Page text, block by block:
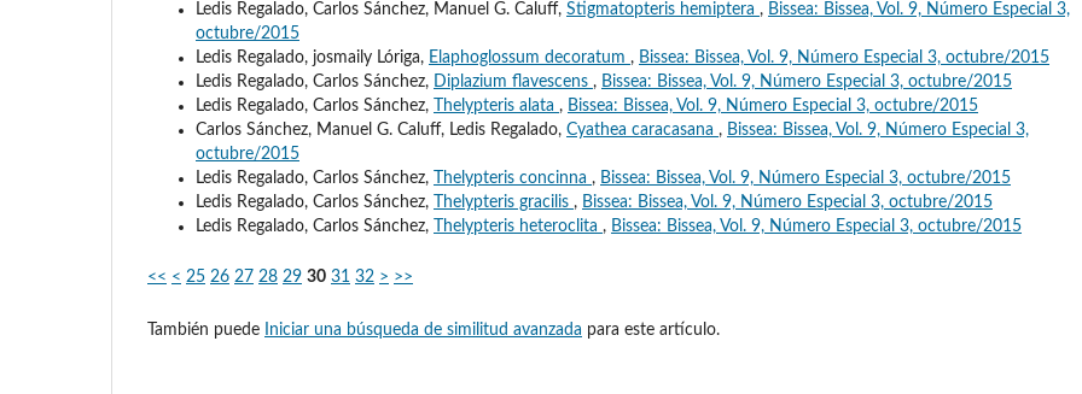
Ledis Regalado, Carlos Sánchez, Manuel G. Caluff, Stigmatopteris hemiptera , Bissea: Bissea, Vol. 9, Número Especial 3,
octubre/2015
Ledis Regalado, josmaily Lóriga, Elaphoglossum decoratum , Bissea: Bissea, Vol. 9, Número Especial 3, octubre/2015
Ledis Regalado, Carlos Sánchez, Diplazium flavescens , Bissea: Bissea, Vol. 9, Número Especial 3, octubre/2015
Ledis Regalado, Carlos Sánchez,
Thelypteris alata , Bissea: Bissea, Vol. 9, Número Especial 3, octubre/2015
Carlos Sánchez, Manuel G. Caluff, Ledis Regalado, Cyathea caracasana , Bissea: Bissea, Vol. 9, Número Especial 3,
octubre/2015
Ledis Regalado, Carlos Sánchez,
Thelypteris concinna , Bissea: Bissea, Vol. 9, Número Especial 3, octubre/2015
Ledis Regalado, Carlos Sánchez,
Thelypteris gracilis , Bissea: Bissea, Vol. 9, Número Especial 3, octubre/2015
Ledis Regalado, Carlos Sánchez,
Thelypteris heteroclita , Bissea: Bissea, Vol. 9, Número Especial 3, octubre/2015
<< < 25 26 27 28 29 30 31 32 > >>
También puede Iniciar una búsqueda de similitud avanzada para este artículo.